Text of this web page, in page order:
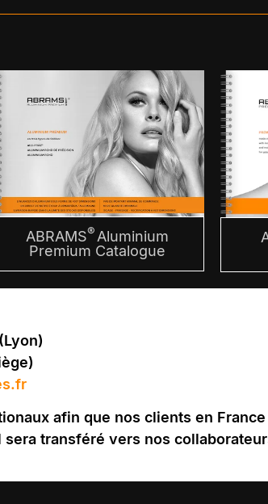
ABRAMS®Aluminium
Premium Catalogue
afin que nos clients en
transféré vers nos